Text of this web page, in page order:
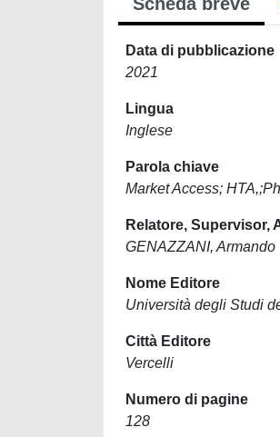
Data di pubblicazione
2021
Lingua
Inglese
Parola chiave
Market Access;
Relatore, Supervisor,
GENAZZANI, Armando
Nome Editore
Università degli Studi
Città Editore
Vercelli
Numero di pagine
128